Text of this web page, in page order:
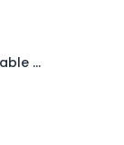
Chaqueta Impermeable Amarillo Ref. 288TAFYF